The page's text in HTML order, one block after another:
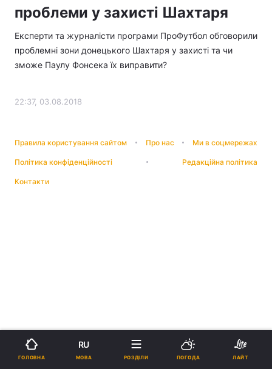
проблеми у захисті Шахтаря
Експерти та журналісти програми ПроФутбол обговорили
проблемні зони донецького Шахтаря у захисті та чи
зможе Паулу Фонсека їх виправити?
22:37, 03.08.2018
Правила користування сайтом Про нас Ми в соцмережах
Політика конфіденційності Редакційна політика
Контакти
ГОЛОВНА
RU
МОВА РОЗДІЛИ ПОГОДА ЛАЙТ